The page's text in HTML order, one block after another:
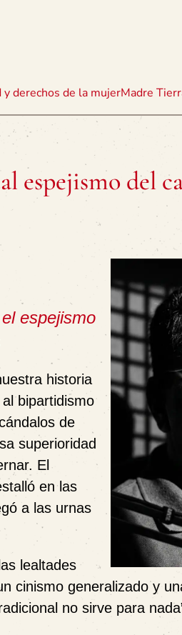
y derechos de la mujerMadre
espejismo del
espejismo
historia
bipartidismo
de
superioridad
El
en las
a las urnas
lealtades
cinismo generalizado y
no sirve para